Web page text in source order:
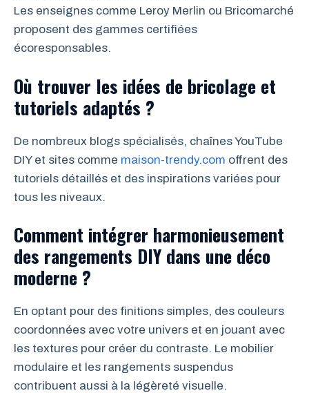
Les enseignes comme Leroy Merlin ou Bricomarché
proposent des gammes certifiées
écoresponsables.
Où trouver les idées de bricolage et
tutoriels adaptés ?
De nombreux blogs spécialisés, chaînes YouTube
DIY et sites comme maison-trendy.com offrent des
tutoriels détaillés et des inspirations variées pour
tous les niveaux.
Comment intégrer harmonieusement
des rangements DIY dans une déco
moderne ?
En optant pour des finitions simples, des couleurs
coordonnées avec votre univers et en jouant avec
les textures pour créer du contraste. Le mobilier
modulaire et les rangements suspendus
contribuent aussi à la légèreté visuelle.